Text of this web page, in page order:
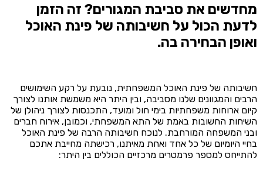
מחדשים את סביבת המגורים? זה הזמן
לדעת הכול על חשיבותה של פינת האוכל
ואופן הבחירה בה.
חשיבותה של פינת האוכל המשפחתית, נובעת על רקע השימושים
הרבים והמגוונים שלנו מסביבה, ובין היתר היא משמשת אותנו לצורך
קיום ארוחות משפחתיות בימי חול ומועד, התכנסות לצורך ניהולן של
השיחות החשובות באמת של התא המשפחתי, וכמובן, אירוח חברים
ובני המשפחה המורחבת. לנוכח חשיבותה הרבה של פינת האוכל
בחיי היומיום של כל אחד ואחת מאיתנו, רכישתה מחייבת אתכם
להתייחס למספר פרמטרים מרכזיים הכוללים בין היתר: